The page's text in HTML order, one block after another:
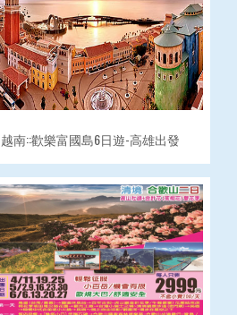
越南::歡樂富國島6日遊-高雄出發